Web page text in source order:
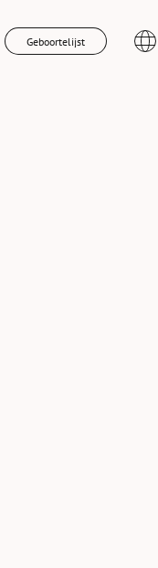
Geboortelijst